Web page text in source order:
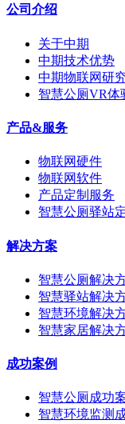
公司介绍
关于中期
中期技术优势
中期物联网研
智慧公厕VR体
产品&服务
物联网硬件
物联网软件
产品定制服务
智慧公厕驿站
解决方案
智慧公厕解决
智慧驿站解决
智慧环境解决
智慧家居解决
成功案例
智慧公厕成功
智慧环境监测